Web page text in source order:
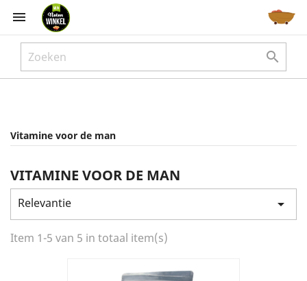


Vitamine voor de man
VITAMINE VOOR DE MAN
Relevantie 
Item 1-5 van 5 in totaal item(s)